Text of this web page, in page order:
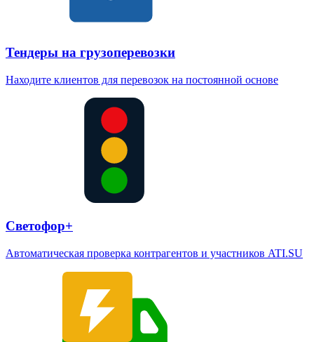
Тендеры на грузоперевозки
Находите клиентов для перевозок на постоянной основе
Светофор+
Автоматическая проверка контрагентов и участников ATI.SU